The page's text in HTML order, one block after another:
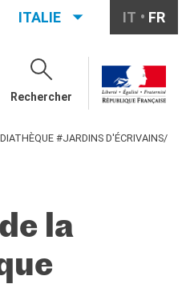
mensuels de
mesure
ITALIE IT FR
Rechercher
#JARDINS D'ÉCRIVAINS/
la